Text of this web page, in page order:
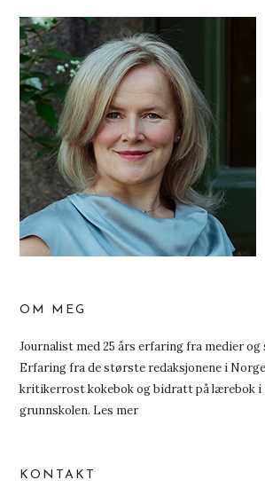
OM MEG
Journalist med 25 års erfaring fra medier og
Erfaring fra de største redaksjonene i
kritikerrost kokebok og bidratt på lærebok i
grunnskolen. Les mer
KONTAKT